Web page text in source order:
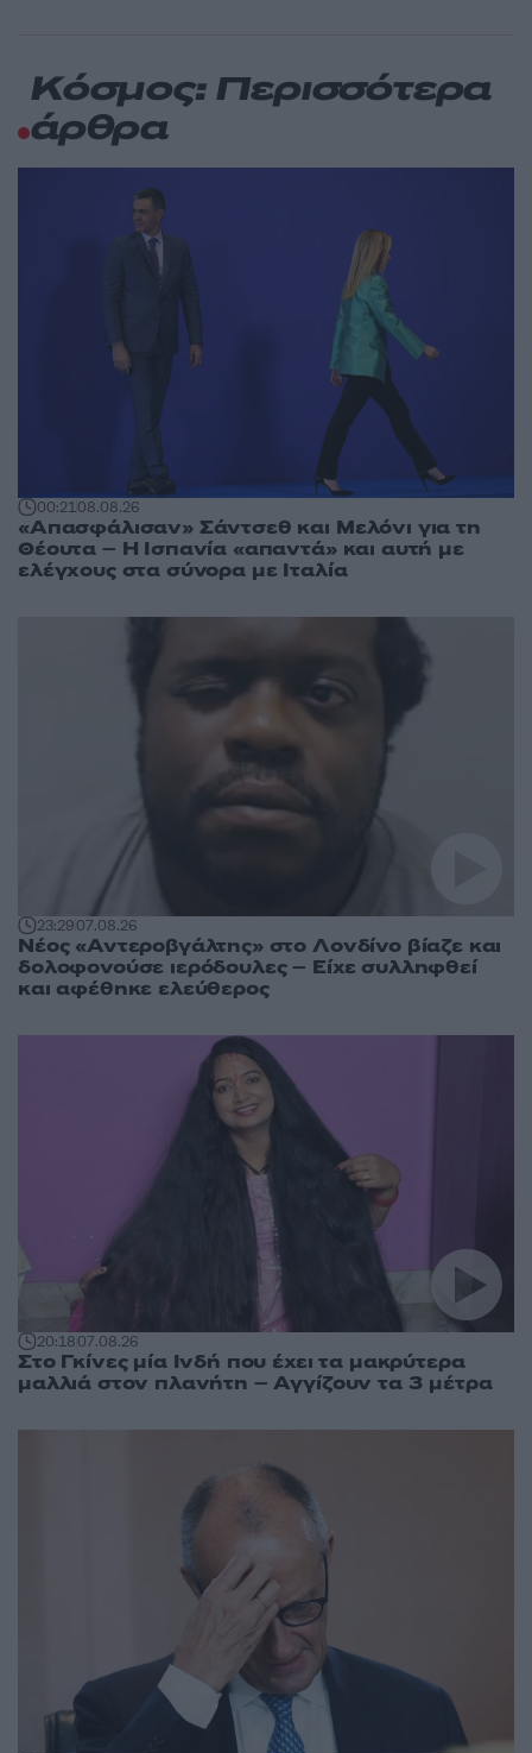
Κόσμος: Περισσότερα
άρθρα
00:2108.08.26
«Απασφάλισαν» Σάντσεθ και Μελόνι για τη
Θέουτα – Η Ισπανία «απαντά» και αυτή με
ελέγχους στα σύνορα με Ιταλία
23:2907.08.26
Νέος «Αντεροβγάλτης» στο Λονδίνο βίαζε και
δολοφονούσε ιερόδουλες – Είχε συλληφθεί
και αφέθηκε ελεύθερος
20:1807.08.26
Στο Γκίνες μία Ινδή που έχει τα μακρύτερα
μαλλιά στον πλανήτη – Αγγίζουν τα 3 μέτρα